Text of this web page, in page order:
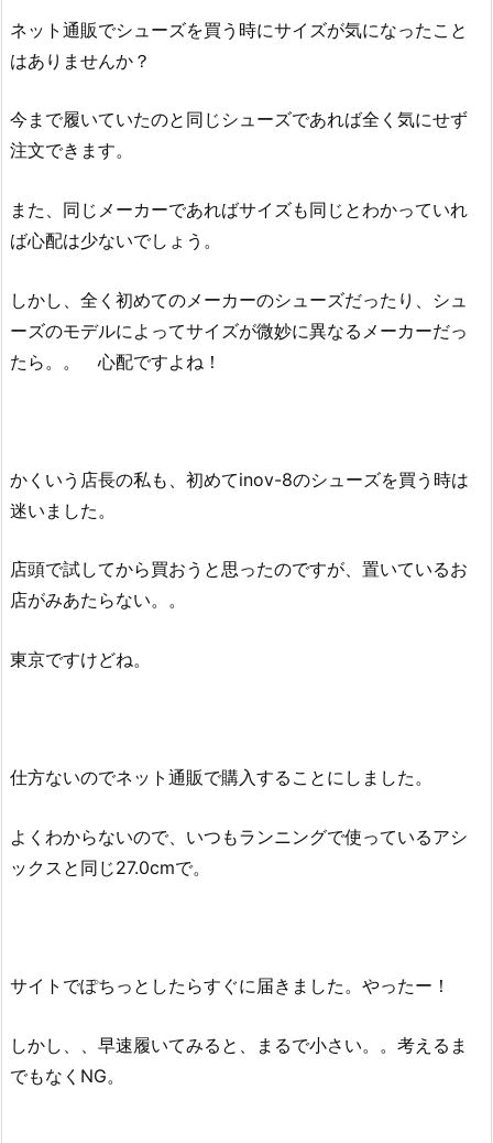
ネット通販でシューズを買う時にサイズが気になったこと
はありませんか？
今まで履いていたのと同じシューズであれば全く気にせず
注文できます。
また、同じメーカーであればサイズも同じとわかっていれ
ば心配は少ないでしょう。
しかし、全く初めてのメーカーのシューズだったり、シュ
ーズのモデルによってサイズが微妙に異なるメーカーだっ
たら。。 心配ですよね！
かくいう店長の私も、初めてinov-8のシューズを買う時は
迷いました。
店頭で試してから買おうと思ったのですが、置いているお
店がみあたらない。。
東京ですけどね。
仕方ないのでネット通販で購入することにしました。
よくわからないので、いつもランニングで使っているアシ
ックスと同じ27.0cmで。
サイトでぽちっとしたらすぐに届きました。やったー！
しかし、、早速履いてみると、まるで小さい。。考えるま
でもなくNG。